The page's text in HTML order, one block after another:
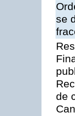
se
de